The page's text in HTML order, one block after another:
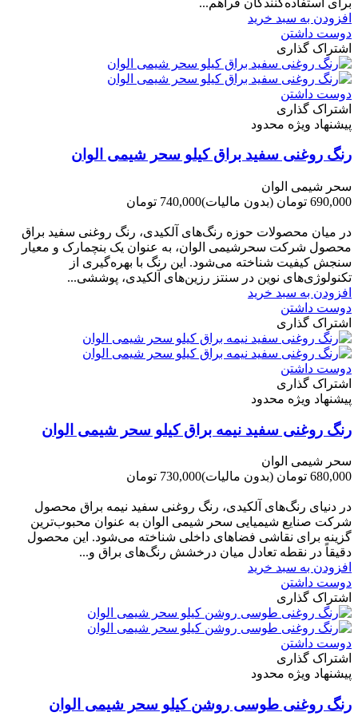
افزودن به سبد خرید
دوست داشتن
اشتراک گذاری
دوست داشتن
اشتراک گذاری
پیشنهاد ویژه محدود
رنگ روغنی سفید براق کیلو سحر شیمی الوان
سحر شیمی الوان
690,000 تومان
(بدون مالیات)740,000 تومان
در میان محصولات حوزه رنگ‌های آلکیدی، رنگ روغنی سفید براق
محصول شرکت سحرشیمی الوان، به عنوان یک بنچمارک و معیار
سنجش کیفیت شناخته می‌شود. این رنگ با بهره‌گیری از
تکنولوژی‌های نوین در سنتز رزین‌های آلکیدی، پوششی...
افزودن به سبد خرید
دوست داشتن
اشتراک گذاری
دوست داشتن
اشتراک گذاری
پیشنهاد ویژه محدود
رنگ روغنی سفید نیمه براق کیلو سحر شیمی الوان
سحر شیمی الوان
680,000 تومان
(بدون مالیات)730,000 تومان
در دنیای رنگ‌های آلکیدی، رنگ روغنی سفید نیمه براق محصول
شرکت صنایع شیمیایی سحر شیمی الوان به عنوان محبوب‌ترین
گزینه برای نقاشی فضاهای داخلی شناخته می‌شود. این محصول
دقیقاً در نقطه تعادل میان درخشش رنگ‌های براق و...
افزودن به سبد خرید
دوست داشتن
اشتراک گذاری
دوست داشتن
اشتراک گذاری
پیشنهاد ویژه محدود
رنگ روغنی طوسی روشن کیلو سحر شیمی الوان